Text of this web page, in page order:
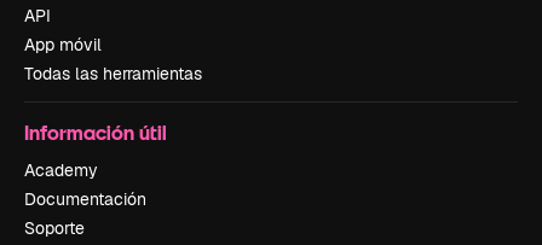
API
App móvil
Todas las herramientas
Información útil
Academy
Documentación
Soporte